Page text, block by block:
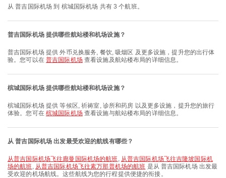
从 普吉国际机场 到 槟城国际机场 共有 3 个航班。
普吉国际机场 提供哪些航站楼和机场设施？
普吉国际机场 提供 外币兑换服务, 餐饮, 吸烟区 及更多设施，提升您的出行体
验。您可以在 普吉国际机场查看设施及航站楼布局的详细信息。
槟城国际机场 提供哪些航站楼和机场设施？
槟城国际机场 提供 等候区, 祈祷室, 诊所和药房 以及更多设施，提升您的旅行
体验。您可在 槟城国际机场查看设施与航站楼布局的详细信息。
从 普吉国际机场 出发最受欢迎的航线有哪些？
从普吉国际机场飞往廊曼国际机场的航班, 从普吉国际机场飞往吉隆坡国际机
场的航班, 从普吉国际机场飞往素万那普机场的航班 是从 普吉国际机场 出发最
受欢迎的机场航线。这些航线为您的行程提供便捷的衔接。